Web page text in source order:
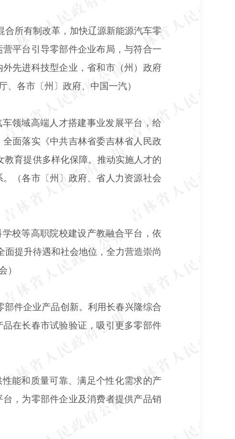
合所有制改革，加快辽源新能源汽车零
平台引导零部件企业布局，与符合一
先进科技型企业，省和市（州）政府
各市〔州〕政府、中国一汽）
领域高端人才搭建事业发展平台，给
面落实《中共吉林省委吉林省人民政
育提供多样化保障。推动实施人才的
（各市〔州〕政府、省人力资源社会
校等高职院校建设产教融合平台，依
面提升待遇和社会地位，全力营造崇尚
）
件企业产品创新。利用长春兴隆综合
在长春市试验验证，吸引更多零部件
能和质量可靠、满足个性化需求的产
，为零部件企业及消费者提供产品销